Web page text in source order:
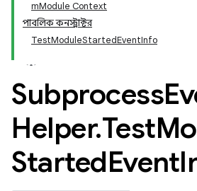
mModule Context
পাবলিক কনস্ট্রাক্টর
TestModuleStartedEventInfo
Subprocess
Helper.Test
StartedEvent